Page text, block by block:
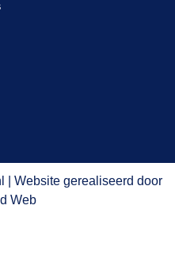
| Website gerealiseerd door
Web